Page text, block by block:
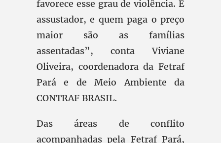
favorece esse grau de violência. É
assustador, e quem paga o preço
maior são as famílias
assentadas”, conta Viviane
Oliveira, coordenadora da Fetraf
Pará e de Meio Ambiente da
CONTRAF BRASIL.
Das áreas de conflito
acompanhadas pela Fetraf Pará,